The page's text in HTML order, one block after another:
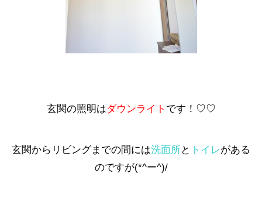
玄関の照明はダウンライト です！♡♡
玄関からリビングまでの間には洗面所と トイレがある
のですが(*^ー^)/